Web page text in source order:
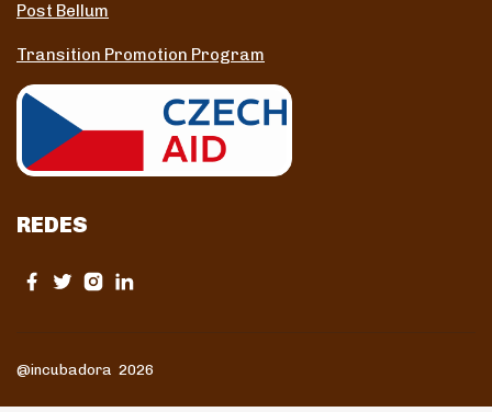
Post Bellum
Transition Promotion Program
REDES
@incubadora 2026